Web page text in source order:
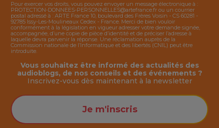
Pour exercer vos droits, vous pouvez envoyer un message électronique à :
PROTECTION-DONNEES-PERSONNELLES@artefrance.fr ou un courrier
postal adressé à : ARTE France 10, boulevard des Frères Voisin - CS 60281 -
92785 Issy-Les-Moulineaux Cedex - France. Merci de bien vouloir
conformément à la législation en vigueur adresser votre demande signée,
accompagnée, d’une copie de pièce d’identité et de préciser l’adresse à
laquelle devra parvenir la réponse. Une réclamation auprès de la
Commission nationale de l’Informatique et des libertés (CNIL) peut être
introduite.
Vous souhaitez être informé des actualités des
audioblogs, de nos conseils et des événements ?
Inscrivez-vous dès maintenant à la newsletter
Je m'inscris